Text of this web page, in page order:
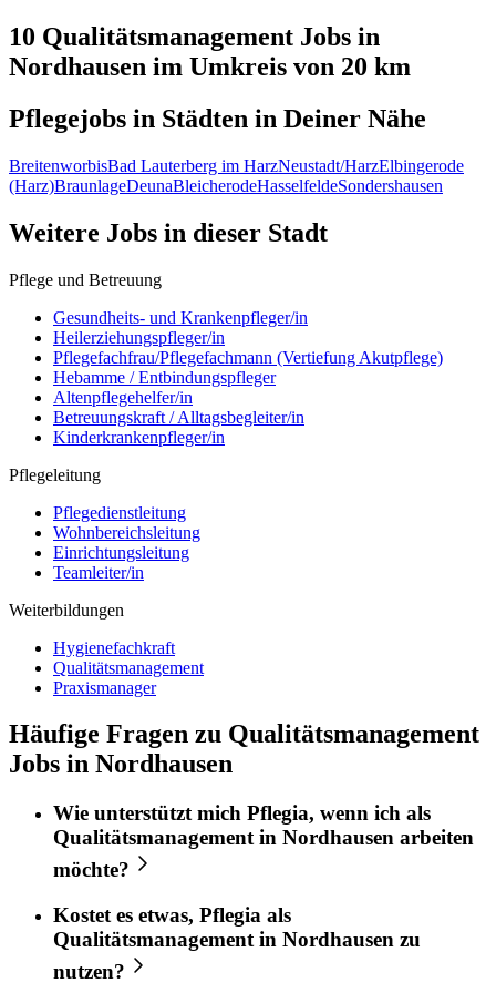
10 Qualitätsmanagement Jobs in
Nordhausen im Umkreis von 20 km
Pflegejobs in Städten in Deiner Nähe
BreitenworbisBad Lauterberg im HarzNeustadt/HarzElbingerode
(Harz)BraunlageDeunaBleicherodeHasselfeldeSondershausen
Weitere Jobs in dieser Stadt
Pflege und Betreuung
Gesundheits- und Krankenpfleger/in
Heilerziehungspfleger/in
Pflegefachfrau/Pflegefachmann (Vertiefung Akutpflege)
Hebamme / Entbindungspfleger
Altenpflegehelfer/in
Betreuungskraft / Alltagsbegleiter/in
Kinderkrankenpfleger/in
Pflegeleitung
Pflegedienstleitung
Wohnbereichsleitung
Einrichtungsleitung
Teamleiter/in
Weiterbildungen
Hygienefachkraft
Qualitätsmanagement
Praxismanager
Häufige Fragen zu Qualitätsmanagement
Jobs in Nordhausen
Wie unterstützt mich Pflegia, wenn ich als
Qualitätsmanagementin Nordhausen arbeiten
möchte?
Kostet es etwas, Pflegia als
Qualitätsmanagement in Nordhausen zu
nutzen?